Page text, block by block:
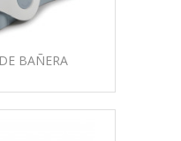
BAÑERA